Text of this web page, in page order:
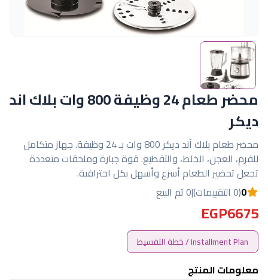
محضر طعام 24 وظيفة 800 وات بلاك اند
ديكر
محضر طعام بلاك آند ديكر 800 وات بـ 24 وظيفة. جهاز متكامل
للفرم، العجن، الخلط، والتقطيع. قوة جبارة وملحقات متعددة
تجعل تحضير الطعام أسرع وأسهل بكل احترافية.
0(0 التقييمات) |0 تم البيع
EGP6675
Installment Plan / خطة التقسيط
معلومات المنتج